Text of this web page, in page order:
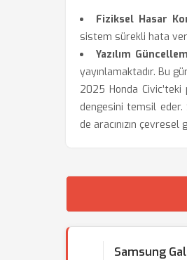
Fiziksel Hasar
sistem sürekli hata
Yazılım
yayınlamaktadır. Bu
2025 Honda
dengesini temsil
de aracınızın
Samsung